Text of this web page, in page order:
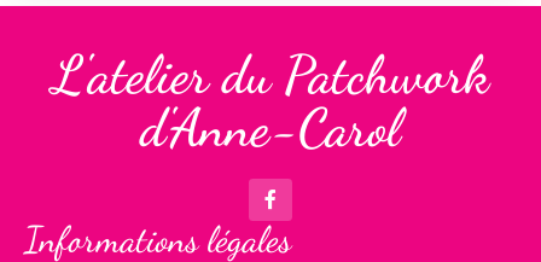
L'atelier du Patchwork
d'Anne-Carol
Informations légales